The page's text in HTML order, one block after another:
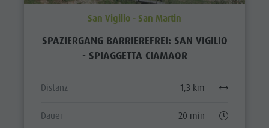
San Vigilio - San Martin
SPAZIERGANG BARRIEREFREI: SAN VIGILIO
- SPIAGGETTA CIAMAOR
Distanz 1,3 km
Dauer 20 min